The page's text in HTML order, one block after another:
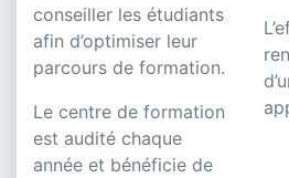
conseiller les étudiants
afin d’optimiser leur
parcours de formation.
Le centre de formation
est audité chaque
année et bénéficie de